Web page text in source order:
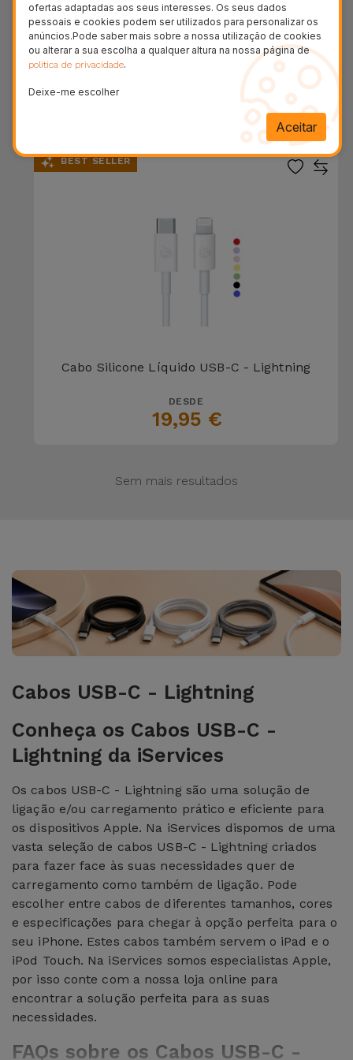
Cabo Carregador 6 em 1
BEST SELLER
Cabo Silicone Líquido USB-C - Lightning
DESDE
19,95 €
Sem mais resultados
Cabos USB-C - Lightning
Conheça os Cabos USB-C -
Lightning da iServices
Os cabos USB-C - Lightning são uma solução de
ligação e/ou carregamento prático e eficiente para
os dispositivos Apple. Na iServices dispomos de uma
vasta seleção de cabos USB-C - Lightning criados
para fazer face às suas necessidades quer de
carregamento como também de ligação. Pode
escolher entre cabos de diferentes tamanhos, cores
e especificações para chegar à opção perfeita para o
seu iPhone. Estes cabos também servem o iPad e o
iPod Touch. Na iServices somos especialistas Apple,
por isso conte com a nossa loja online para
encontrar a solução perfeita para as suas
necessidades.
FAQs sobre os Cabos USB-C -
ofertas adaptadas aos seus interesses. Os seus dados
pessoais e cookies podem ser utilizados para personalizar os
anúncios.Pode saber mais sobre a nossa utilização de cookies
ou alterar a sua escolha a qualquer altura na nossa página de
política de privacidade.
Deixe-me escolher
Aceitar